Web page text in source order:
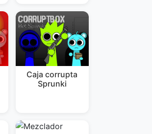
Caja corrupta
Sprunki